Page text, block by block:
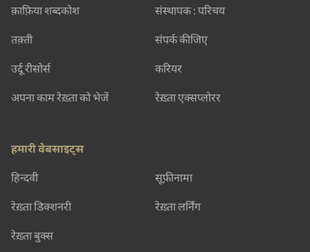
क़ाफ़िया शब्दकोश
तक़्ती
उर्दू रीसोर्स
अपना काम रेख़्ता को भेजें
संस्थापक : परिचय
संपर्क कीजिए
करियर
रेख़्ता एक्सप्लोरर
हमारी वेबसाइट्स
हिन्दवी सूफ़ीनामा
रेख़्ता डिक्शनरी रेख़्ता लर्निंग
रेख़्ता बुक्स